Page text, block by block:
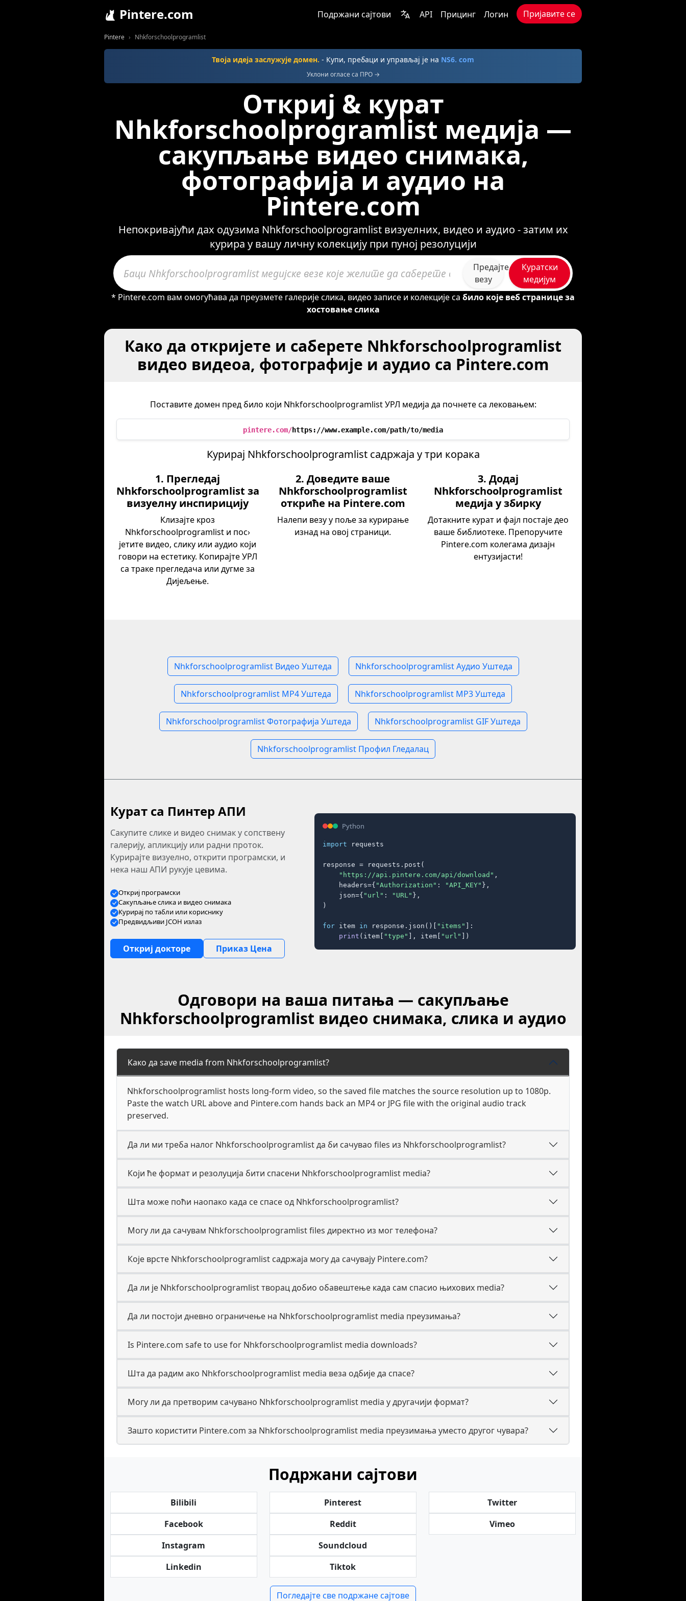
Pintere.com Подржани сајтови API Прицинг Логин Пријавите се
Pintere Nhkforschoolprogramlist
Твоја идеја заслужује домен. - Купи, пребаци и управљај је на NS6. com
Уклони огласе са ПРО →
Откриј & курат
Nhkforschoolprogramlist медија —
сакупљање видео снимака,
фотографија и аудио на
Pintere.com
Непокривајући дах одузима Nhkforschoolprogramlist визуелних, видео и аудио - затим их
курира у вашу личну колекцију при пуној резолуцији
Предајте
везу
Куратски
медијум
* Pintere.com вам омогућава да преузмете галерије слика, видео записе и колекције са било које веб странице за
хостовање слика
Како да откријете и саберете Nhkforschoolprogramlist
видео видеоа, фотографије и аудио са Pintere.com
Поставите домен пред било који Nhkforschoolprogramlist УРЛ медија да почнете са лековањем:
pintere.com/https://www.example.com/path/to/media
Курирај Nhkforschoolprogramlist садржаја у три корака
1. Прегледај
Nhkforschoolprogramlist за
визуелну инспирицију
Клизајте кроз
Nhkforschoolprogramlist и пос›
јетите видео, слику или аудио који
говори на естетику. Копирајте УРЛ
са траке прегледача или дугме за
Дијељење.
2. Доведите ваше
Nhkforschoolprogramlist
откриће на Pintere.com
Налепи везу у поље за курирање
изнад на овој страници.
3. Додај
Nhkforschoolprogramlist
медија у збирку
Дотакните курат и фајл постаје део
ваше библиотеке. Препоручите
Pintere.com колегама дизајн
ентузијасти!
Nhkforschoolprogramlist Видео Уштеда Nhkforschoolprogramlist Аудио Уштеда
Nhkforschoolprogramlist MP4 Уштеда Nhkforschoolprogramlist MP3 Уштеда
Nhkforschoolprogramlist Фотографија Уштеда Nhkforschoolprogramlist GIF Уштеда
Nhkforschoolprogramlist Профил Гледалац
Курат са Пинтер АПИ
Сакупите слике и видео снимак у сопствену
галерију, апликцију или радни проток.
Курирајте визуелно, открити програмски, и
нека наш АПИ рукује цевима.
Откриј програмски
Сакупљање слика и видео снимака
Курирај по табли или кориснику
Предвидљиви ЈСОН излаз
Откриј докторе Приказ Цена
Python
import requests
response = requests.post(
"https://api.pintere.com/api/download" ,
    headers={
"Authorization" : "API_KEY" },
    json={
"url" : "URL" },
)
for item in response.json()[ "items" ]:
print (item[ "type" ], item[ "url" ])
Одговори на ваша питања — сакупљање
Nhkforschoolprogramlist видео снимака, слика и аудио
Како да save media from Nhkforschoolprogramlist?
Nhkforschoolprogramlist hosts long-form video, so the saved file matches the source resolution up to 1080p.
Paste the watch URL above and Pintere.com hands back an MP4 or JPG file with the original audio track
preserved.
Да ли ми треба налог Nhkforschoolprogramlist да би сачувао files из Nhkforschoolprogramlist?
Који ће формат и резолуција бити спасени Nhkforschoolprogramlist media?
Шта може поћи наопако када се спасе од Nhkforschoolprogramlist?
Могу ли да сачувам Nhkforschoolprogramlist files директно из мог телефона?
Које врсте Nhkforschoolprogramlist садржаја могу да сачувају Pintere.com?
Да ли је Nhkforschoolprogramlist творац добио обавештење када сам спасио њихових media?
Да ли постоји дневно ограничење на Nhkforschoolprogramlist media преузимања?
Is Pintere.com safe to use for Nhkforschoolprogramlist media downloads?
Шта да радим ако Nhkforschoolprogramlist media веза одбије да спасе?
Могу ли да претворим сачувано Nhkforschoolprogramlist media у другачији формат?
Зашто користити Pintere.com за Nhkforschoolprogramlist media преузимања уместо другог чувара?
Подржани сајтови
Bilibili
Facebook
Instagram
Linkedin
Pinterest
Reddit
Soundcloud
Tiktok
Twitter
Vimeo
Погледајте све подржане сајтове